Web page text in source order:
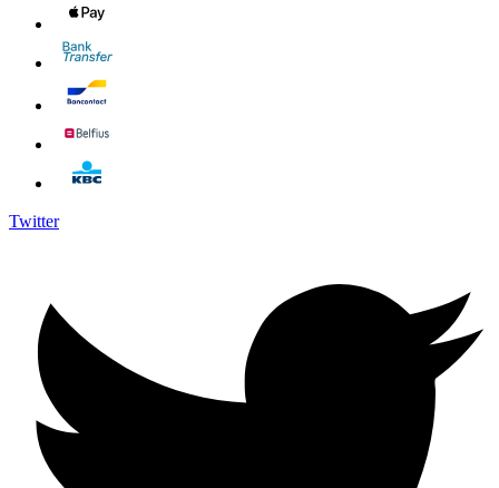
Twitter